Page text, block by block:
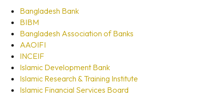
Bangladesh Bank
BIBM
Bangladesh Association of Banks
AAOIFI
INCEIF
Islamic Development Bank
Islamic Research & Training Institute
Islamic Financial Services Board